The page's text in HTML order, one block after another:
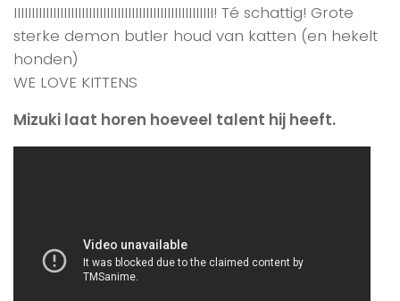
IIIIIIIIIIIIIIIIIIIIIIIIIIIIIIIIIIIIIIIIIIIIIIIIIIIIIIII! Té schattig! Grote
sterke demon butler houd van katten (en hekelt
honden)
WE LOVE KITTENS
Mizuki laat horen hoeveel talent hij heeft.